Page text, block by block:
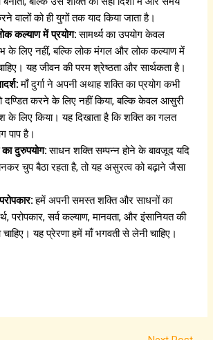
वालों को ही युगों तक याद किया जाता है।
कल्याण में प्रयोग:सामर्थ्य का उपयोग केवल
के लिए नहीं, बल्कि लोक मंगल और लोक कल्याण में
यह जीवन की परम श्रेष्ठता और सार्थकता है।
माँ दुर्गा ने अपनी अथाह शक्ति का प्रयोग कभी
को दण्डित करने के लिए नहीं किया, बल्कि केवल आसुरी
के लिए किया। यह दिखाता है कि शक्ति का गलत
पाप है।
दुरुपयोग:साधन शक्ति सम्पन्न होने के बावजूद यदि
चुप बैठा रहता है, तो यह असुरत्व को बढ़ाने जैसा
हमें अपनी समस्त शक्ति और साधनों का
परोपकार, सर्व कल्याण, मानवता, और इंसानियत की
चाहिए। यह प्रेरणा हमें माँ भगवती से लेनी चाहिए।